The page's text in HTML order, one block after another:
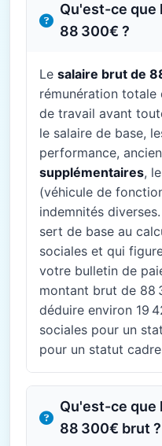
Qu'est-ce que
88 300€ ?
Le salaire brut de
rémunération totale
de travail avant
le salaire de base,
performance,
supplémentaires,
(véhicule de
indemnités
sert de base au
sociales et qui
votre bulletin de
montant brut de 88
déduire environ 19
sociales pour un
pour un statut
Qu'est-ce que
88 300€ brut ?